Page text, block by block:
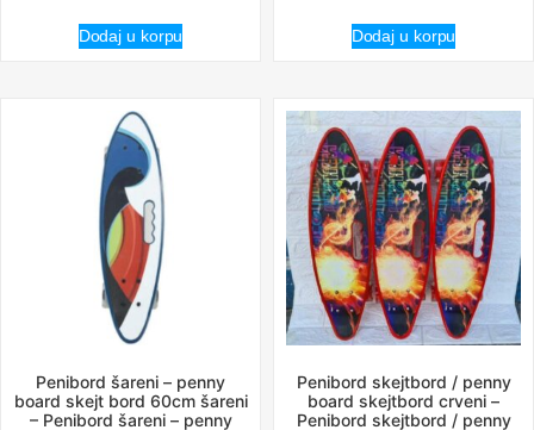
Dodaj u korpu Dodaj u korpu
Penibord šareni – penny
board skejt bord 60cm šareni
– Penibord šareni – penny
Penibord skejtbord / penny
board skejtbord crveni –
Penibord skejtbord / penny